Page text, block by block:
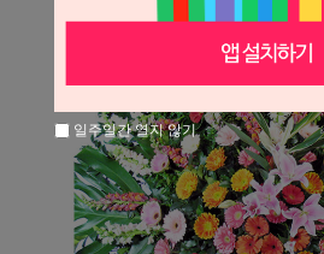
일주일간 열지 않기